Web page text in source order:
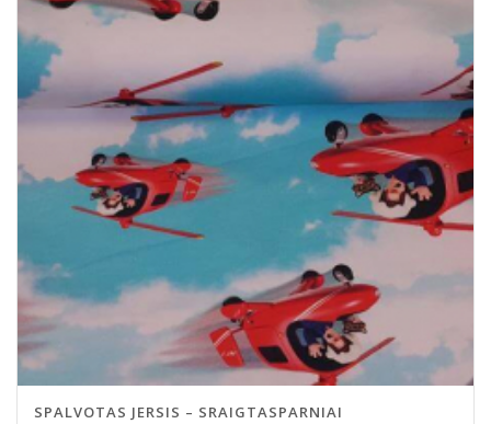
SPALVOTAS JERSIS – SRAIGTASPARNIAI